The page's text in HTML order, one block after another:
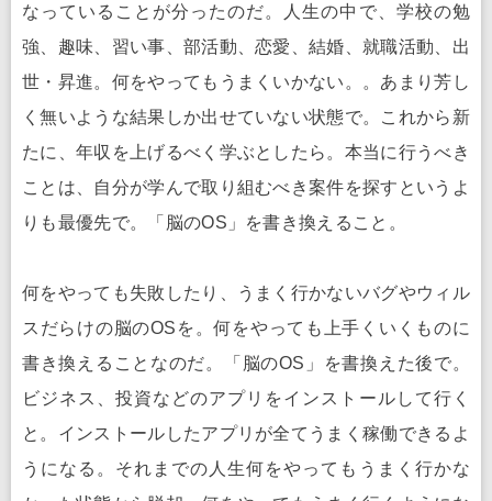
なっていることが分ったのだ。人生の中で、学校の勉
強、趣味、習い事、部活動、恋愛、結婚、就職活動、出
世・昇進。何をやってもうまくいかない。。あまり芳し
く無いような結果しか出せていない状態で。これから新
たに、年収を上げるべく学ぶとしたら。本当に行うべき
ことは、自分が学んで取り組むべき案件を探すというよ
りも最優先で。「脳のOS」を書き換えること。
何をやっても失敗したり、うまく行かないバグやウィル
スだらけの脳のOSを。何をやっても上手くいくものに
書き換えることなのだ。「脳のOS」を書換えた後で。
ビジネス、投資などのアプリをインストールして行く
と。インストールしたアプリが全てうまく稼働できるよ
うになる。それまでの人生何をやってもうまく行かな